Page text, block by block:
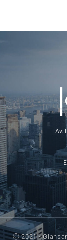
Av.
Ⓒ 2021 -